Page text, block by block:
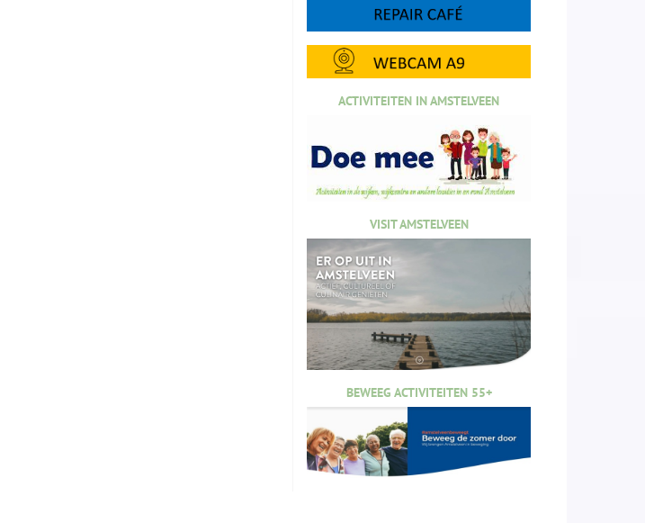
ACTIVITEITEN IN AMSTELVEEN
VISIT AMSTELVEEN
BEWEEG ACTIVITEITEN 55+